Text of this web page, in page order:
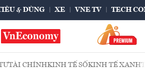
& DÙNG XE VNE TV TECH
TÀI CHÍNHKINH TẾ SỐKINH TẾ XANH